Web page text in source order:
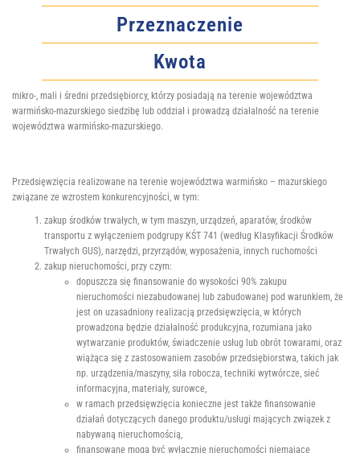
Przeznaczenie
Kwota
mikro-, mali i średni przedsiębiorcy, którzy posiadają na terenie województwa
warmińsko-mazurskiego siedzibę lub oddział i prowadzą działalność na terenie
województwa warmińsko-mazurskiego.
Przedsięwzięcia realizowane na terenie województwa warmińsko – mazurskiego
związane ze wzrostem konkurencyjności, w tym:
zakup środków trwałych, w tym maszyn, urządzeń, aparatów, środków
transportu z wyłączeniem podgrupy KŚT 741 (według Klasyfikacji Środków
Trwałych GUS), narzędzi, przyrządów, wyposażenia, innych ruchomości
zakup nieruchomości, przy czym:
dopuszcza się finansowanie do wysokości 90% zakupu
nieruchomości niezabudowanej lub zabudowanej pod warunkiem, że
jest on uzasadniony realizacją przedsięwzięcia, w których
prowadzona będzie działalność produkcyjna, rozumiana jako
wytwarzanie produktów, świadczenie usług lub obrót towarami, oraz
wiążąca się z zastosowaniem zasobów przedsiębiorstwa, takich jak
np. urządzenia/maszyny, siła robocza, techniki wytwórcze, sieć
informacyjna, materiały, surowce,
w ramach przedsięwzięcia konieczne jest także finansowanie
działań dotyczących danego produktu/usługi mających związek z
nabywaną nieruchomością,
finansowane mogą być wyłącznie nieruchomości niemające